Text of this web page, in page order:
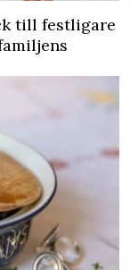
till festligare